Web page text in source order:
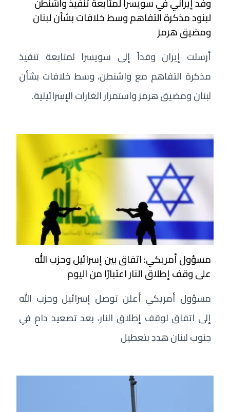
لبنود مذكرة التفاهم وسط خلافات بشأن لبنان
ومضيق هرمز
أرسلت إيران وفداً إلى سويسرا لمتابعة تنفيذ
مذكرة التفاهم مع واشنطن، وسط خلافات بشأن
لبنان ومضيق هرمز واستمرار الغارات الإسرائيلية.
مسؤول أمريكي: اتفاق بين إسرائيل وحزب الله
على وقف إطلاق النار اعتبارًا من اليوم
مسؤول أمريكي أعلن توصل إسرائيل وحزب الله
إلى اتفاق لوقف إطلاق النار، بعد تصعيد دامٍ في
جنوب لبنان هدد بتعطيل